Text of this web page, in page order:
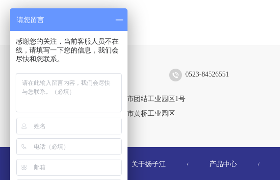
扬子江空调集团有限公司 0523-84526551
靖江生产区：江苏省靖江市团结工业园区1号
黄桥生产区：江苏省泰兴市黄桥工业园区
关于扬子江 / 产品中心 /
请您留言
感谢您的关注，当前客服人员不在
线，请填写一下您的信息，我们会
尽快和您联系。